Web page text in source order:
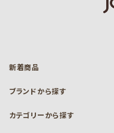
新着商品
ブランドから探す
カテゴリーから探す